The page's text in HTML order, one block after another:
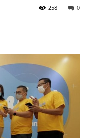
0
258